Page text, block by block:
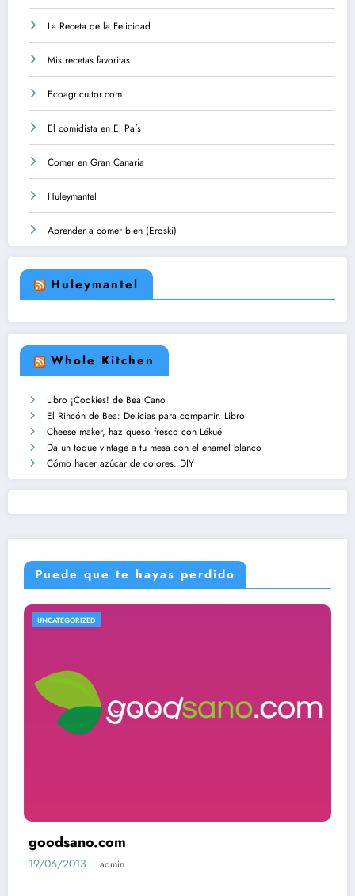
La Receta de la Felicidad
Mis recetas favoritas
Ecoagricultor.com
El comidista en El País
Comer en Gran Canaria
Huleymantel
Aprender a comer bien (Eroski)
Huleymantel
Whole Kitchen
Libro ¡Cookies! de Bea Cano
El Rincón de Bea: Delicias para compartir. Libro
Cheese maker, haz queso fresco con Lékué
Da un toque vintage a tu mesa con el enamel blanco
Cómo hacer azúcar de colores. DIY
Puede que te hayas perdido
UNCATEGORIZED
goodsano.com
19/06/2013 admin